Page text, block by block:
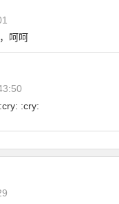
呵呵
:cry: